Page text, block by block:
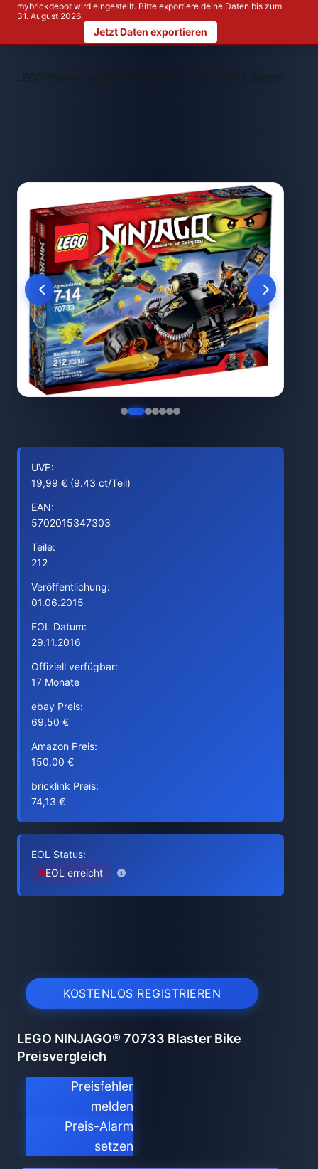
mybrickdepot wird eingestellt. Bitte exportiere deine Daten bis zum
31. August 2026.
Jetzt Daten exportieren
LEGO Themen > LEGO 70733 Blaster Bike
UVP:
19,99 € (9.43 ct/Teil)
EAN:
5702015347303
Teile:
212
Veröffentlichung:
01.06.2015
EOL Datum:
29.11.2016
Offiziell verfügbar:
17 Monate
ebay Preis:
69,50 €
Amazon Preis:
150,00 €
bricklink Preis:
74,13 €
EOL Status:
EOL erreicht
KOSTENLOS REGISTRIEREN
LEGO NINJAGO® 70733 Blaster Bike
Preisvergleich
Preisfehler
melden
Preis-Alarm
setzen